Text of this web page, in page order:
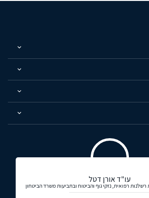
עו"ד אורן דטל
רפואית, נזקי גוף והביטוח ובתביעות משרד הביטחון